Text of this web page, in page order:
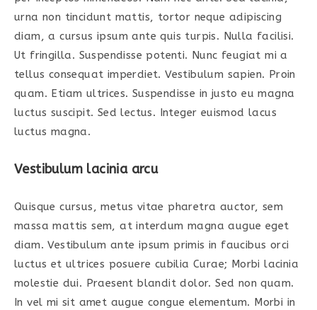
urna non tincidunt mattis, tortor neque adipiscing
diam, a cursus ipsum ante quis turpis. Nulla facilisi.
Ut fringilla. Suspendisse potenti. Nunc feugiat mi a
tellus consequat imperdiet. Vestibulum sapien. Proin
quam. Etiam ultrices. Suspendisse in justo eu magna
luctus suscipit. Sed lectus. Integer euismod lacus
luctus magna.
Vestibulum lacinia arcu
Quisque cursus, metus vitae pharetra auctor, sem
massa mattis sem, at interdum magna augue eget
diam. Vestibulum ante ipsum primis in faucibus orci
luctus et ultrices posuere cubilia Curae; Morbi lacinia
molestie dui. Praesent blandit dolor. Sed non quam.
In vel mi sit amet augue congue elementum. Morbi in